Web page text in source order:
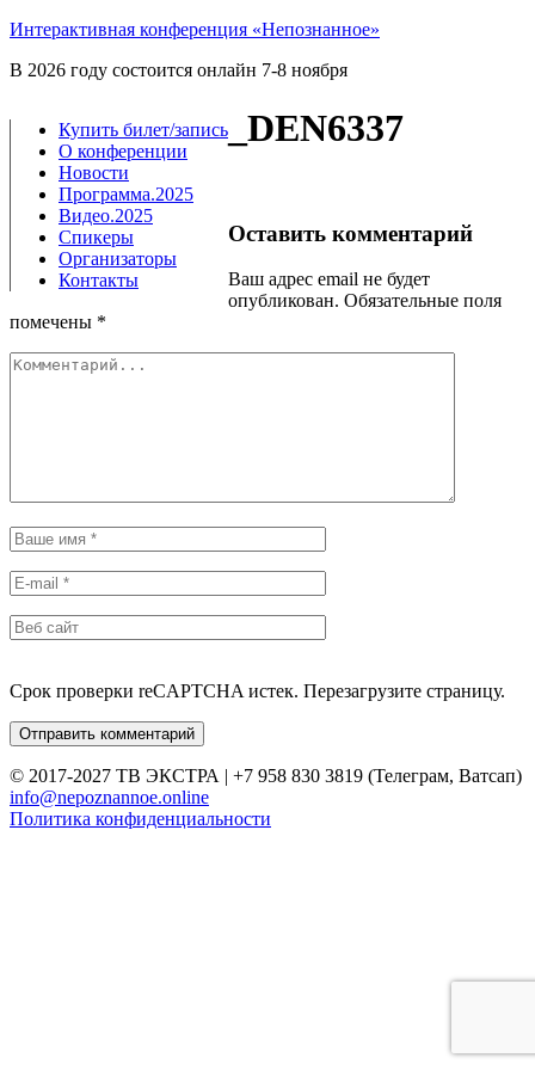
Интерактивная конференция «Непознанное»
В 2026 году состоится онлайн 7-8 ноября
Купить билет/​запись
О конференции
Новости
Программа.2025
Видео.2025
Спикеры
Организаторы
Контакты
_DEN6337
Оставить комментарий
Ваш адрес email не будет
опубликован. Обязательные поля
помечены *
Срок проверки reCAPTCHA истек. Перезагрузите страницу.
© 2017-2027 ТВ ЭКСТРА | +7 958 830 3819 (Телеграм, Ватсап)
info@nepoznannoe.online
Политика конфиденциальности